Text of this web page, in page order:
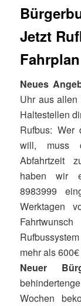
Jetzt
Fahrplan
Neues
Uhr aus allen
Haltestellen
Rufbus: Wer
will, muss
Abfahrtzeit
haben wir
8983999
Werktagen
mehr als
Neuer
Wochen